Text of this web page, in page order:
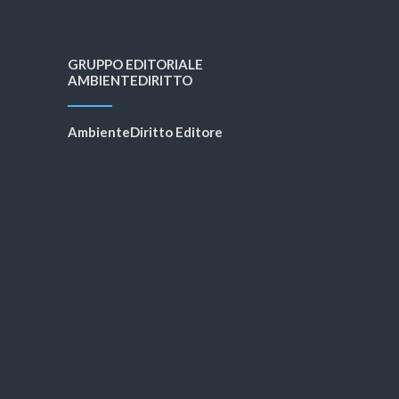
GRUPPO EDITORIALE
AMBIENTEDIRITTO
AmbienteDiritto Editore